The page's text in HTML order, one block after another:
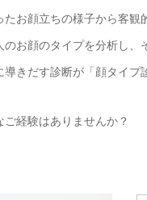
お顔立ちの様子から客
お顔のタイプを分析し、
きだす診断が「顔タイプ
経験はありませんか？